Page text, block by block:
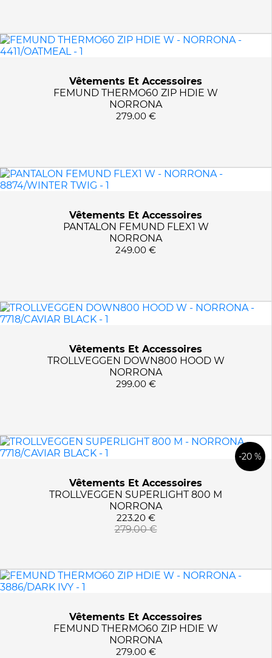
Vêtements Et Accessoires
FEMUND THERMO60 ZIP HDIE W
NORRONA
279.00 €
Vêtements Et Accessoires
PANTALON FEMUND FLEX1 W
NORRONA
249.00 €
Vêtements Et Accessoires
TROLLVEGGEN DOWN800 HOOD W
NORRONA
299.00 €
-20 %
Vêtements Et Accessoires
TROLLVEGGEN SUPERLIGHT 800 M
NORRONA
223.20 €
279.00 €
Vêtements Et Accessoires
FEMUND THERMO60 ZIP HDIE W
NORRONA
279.00 €